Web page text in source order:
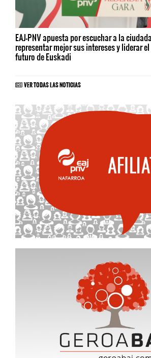
EAJ-PNV apuesta por escuchar a la
representar mejor sus intereses y liderar
futuro de Euskadi
VER TODAS LAS NOTICIAS